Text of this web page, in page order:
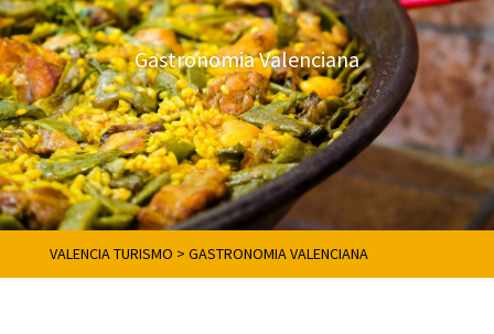
Gastronomia Valenciana
VALENCIA TURISMO > GASTRONOMIA VALENCIANA